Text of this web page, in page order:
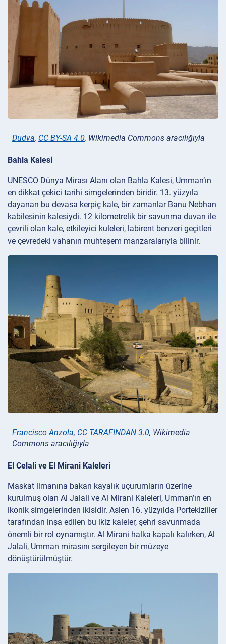
Dudva, CC BY-SA 4.0, Wikimedia Commons aracılığıyla
Bahla Kalesi
UNESCO Dünya Mirası Alanı olan Bahla Kalesi, Umman’ın
en dikkat çekici tarihi simgelerinden biridir. 13. yüzyıla
dayanan bu devasa kerpiç kale, bir zamanlar Banu Nebhan
kabilesinin kalesiydi. 12 kilometrelik bir savunma duvarı ile
çevrili olan kale, etkileyici kuleleri, labirent benzeri geçitleri
ve çevredeki vahanın muhteşem manzaralarıyla bilinir.
Francisco Anzola, CC TARAFINDAN 3.0, Wikimedia
Commons aracılığıyla
El Celali ve El Mirani Kaleleri
Maskat limanına bakan kayalık uçurumların üzerine
kurulmuş olan Al Jalali ve Al Mirani Kaleleri, Umman’ın en
ikonik simgelerinden ikisidir. Aslen 16. yüzyılda Portekizliler
tarafından inşa edilen bu ikiz kaleler, şehri savunmada
önemli bir rol oynamıştır. Al Mirani halka kapalı kalırken, Al
Jalali, Umman mirasını sergileyen bir müzeye
dönüştürülmüştür.